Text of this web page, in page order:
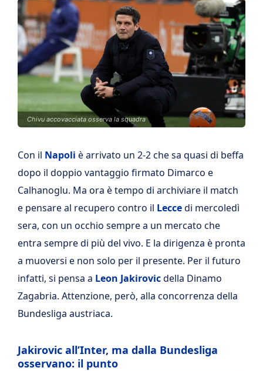
Chivu accovacciata osserva la squadra
Con il Napoli è arrivato un 2-2 che sa quasi di beffa
dopo il doppio vantaggio firmato Dimarco e
Calhanoglu. Ma ora è tempo di archiviare il match
e pensare al recupero contro il Leccedi mercoledì
sera, con un occhio sempre a un mercato che
entra sempre di più del vivo. E la dirigenza è pronta
a muoversi e non solo per il presente. Per il futuro
infatti, si pensa a Leon Jakirovicdella Dinamo
Zagabria. Attenzione, però, alla concorrenza della
Bundesliga austriaca.
Jakirovic all’Inter, ma dalla Bundesliga
osservano: il punto